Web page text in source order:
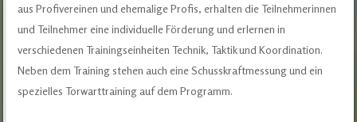
aus Profivereinen und ehemalige Profis, erhalten die Teilnehmerinnen
und Teilnehmer eine individuelle Förderung und erlernen in
verschiedenen Trainingseinheiten Technik, Taktik und Koordination.
Neben dem Training stehen auch eine Schusskraftmessung und ein
spezielles Torwarttraining auf dem Programm.